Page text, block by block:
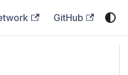
GitHub